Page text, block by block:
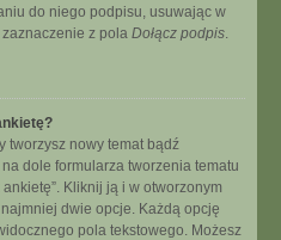
do niego podpisu, usuwając w
z pola Dołącz podpis.
tworzysz nowy temat bądź
dole formularza tworzenia tematu
Kliknij ją i w otworzonym
dwie opcje. Każdą opcję
pola tekstowego. Możesz